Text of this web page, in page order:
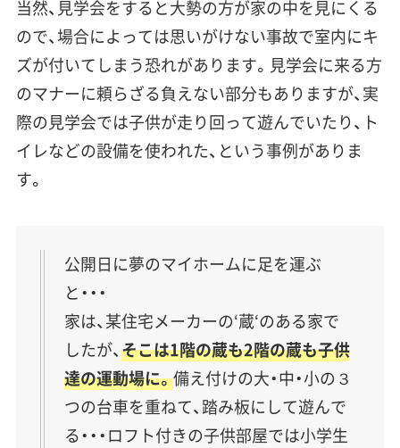
当然、見学会をすると大勢の方が家の中を見にくる
ので、場合によっては思いがけない事故で室内にキ
ズが付いてしまう恐れがあります。見学会に来る方
のマナーに頼らざる負えない部分もありますが、実
際の見学会では子供が走り回って遊んでいたり、 ト
イレなどの設備を使われた、という事例がありま
す。
公開日に夢のマイホームに足を運ぶ
と・・・
家は、某住宅メーカーの‘蔵‘のある家で
したが、そこは1階の蔵も2階の蔵も子供
達の運動場に。備え付けの大・中・小の３
つの台車を重ねて、踏み板にして遊んで
る・・・ロフト付きの子供部屋では小学生